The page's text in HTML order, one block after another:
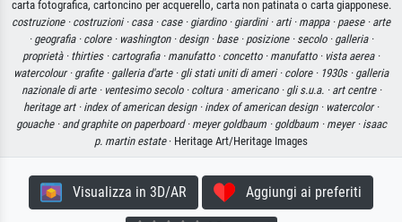
carta fotografica, cartoncino per acquerello, carta non patinata o carta giapponese.
costruzione · costruzioni · casa · case · giardino · giardini · arti · mappa · paese · arte
· geografia · colore · washington · design · base · posizione · secolo · galleria ·
proprietà · thirties · cartografia · manufatto · concetto · manufatto · vista aerea ·
watercolour · grafite · galleria d'arte · gli stati uniti di ameri · colore · 1930s · galleria
nazionale di arte · ventesimo secolo · coltura · americano · gli s.u.a. · art centre ·
heritage art · index of american design · index of american design · watercolor ·
gouache · and graphite on paperboard · meyer goldbaum · goldbaum · meyer · isaac
p. martin estate· Heritage Art/Heritage Images
Visualizza in 3D/AR Aggiungi ai preferiti